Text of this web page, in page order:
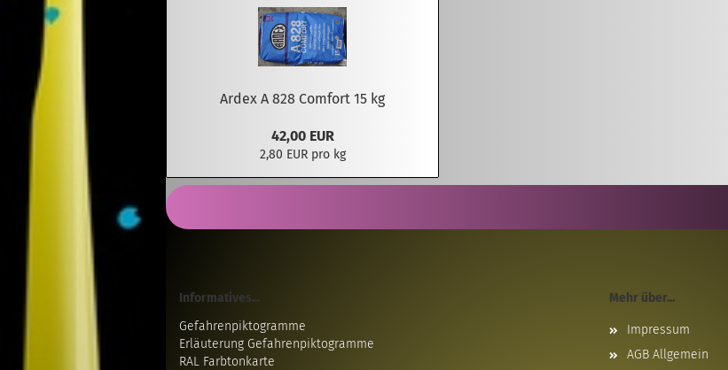
Ardex A 828 Comfort 15 kg
42,00 EUR
2,80 EUR pro kg
Informatives...
Gefahrenpiktogramme
Erläuterung Gefahrenpiktogramme
RAL Farbtonkarte
Mehr über...
Impressum
AGB Allgemein